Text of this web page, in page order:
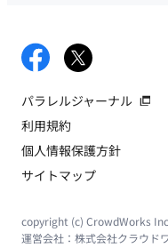
パラレルジャーナル
利用規約
個人情報保護方針
サイトマップ
copyright (c) CrowdWorks
運営会社： 株式会社クラウド